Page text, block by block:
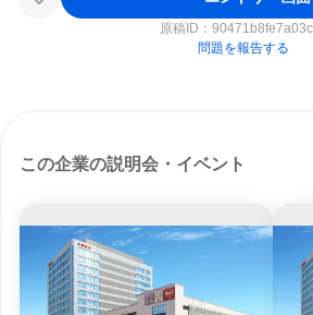
原稿ID：
問題を報告する
この企業の説明会・イベント